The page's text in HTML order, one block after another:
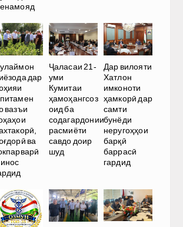
дар
вазъи
ва
Ҷаласаи 21-
уми
Кумитаи
ҳамоҳангсоз
оид ба
содагардонии
расмиёти
савдо доир
шуд
Дар вилояти
Хатлон
имконоти
ҳамкорӣ дар
самти
бунёди
неругоҳҳои
барқӣ
баррасӣ
гардид